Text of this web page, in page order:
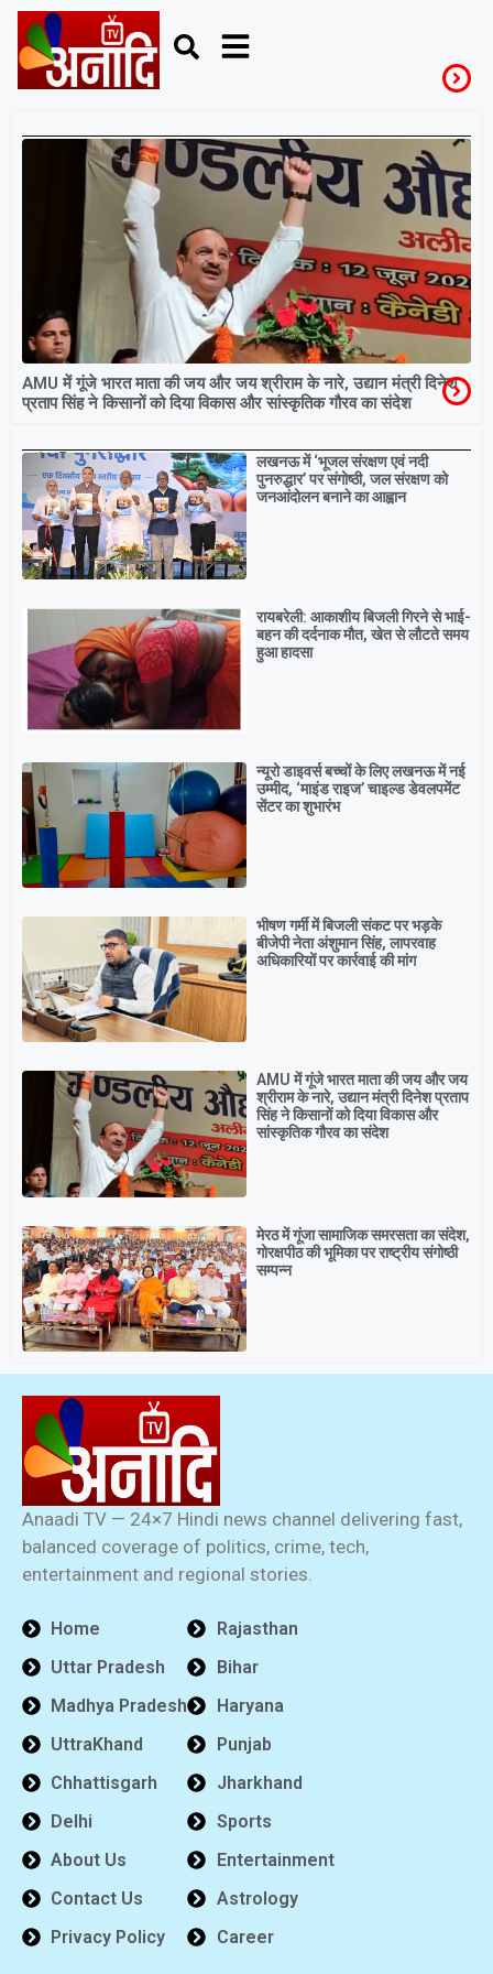
June 12, 2026
AMU में गूंजे भारत माता की जय और जय श्रीराम के नारे, उद्यान मंत्री दिनेश
प्रताप सिंह ने किसानों को दिया विकास और सांस्कृतिक गौरव का संदेश
Breaking
लखनऊ में ‘भूजल संरक्षण एवं नदी
पुनरुद्धार’ पर संगोष्ठी, जल संरक्षण को
जनआंदोलन बनाने का आह्वान
रायबरेली: आकाशीय बिजली गिरने से भाई-
बहन की दर्दनाक मौत, खेत से लौटते समय
हुआ हादसा
न्यूरो डाइवर्स बच्चों के लिए लखनऊ में नई
उम्मीद, ‘माइंड राइज’ चाइल्ड डेवलपमेंट
सेंटर का शुभारंभ
भीषण गर्मी में बिजली संकट पर भड़के
बीजेपी नेता अंशुमान सिंह, लापरवाह
अधिकारियों पर कार्रवाई की मांग
AMU में गूंजे भारत माता की जय और जय
श्रीराम के नारे, उद्यान मंत्री दिनेश प्रताप
सिंह ने किसानों को दिया विकास और
सांस्कृतिक गौरव का संदेश
मेरठ में गूंजा सामाजिक समरसता का संदेश,
गोरक्षपीठ की भूमिका पर राष्ट्रीय संगोष्ठी
सम्पन्न
Anaadi TV — 24×7 Hindi news channel delivering fast,
balanced coverage of politics, crime, tech,
entertainment and regional stories.
Home
Uttar Pradesh
Madhya Pradesh
UttraKhand
Chhattisgarh
Delhi
About Us
Contact Us
Privacy Policy
Rajasthan
Bihar
Haryana
Punjab
Jharkhand
Sports
Entertainment
Astrology
Career